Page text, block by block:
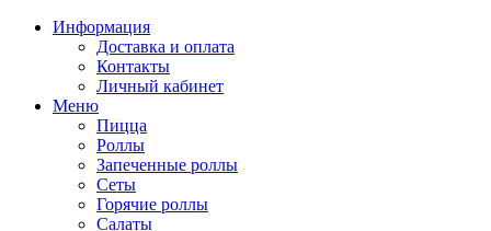
Информация
Доставка и оплата
Контакты
Личный кабинет
Меню
Пицца
Роллы
Запеченные роллы
Сеты
Горячие роллы
Салаты